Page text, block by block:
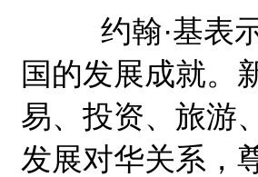
约翰·基表示
国的发展成就。
易、投资、旅游
发展对华关系，